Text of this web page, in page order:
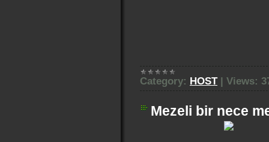
Category: HOST Views:
Mezeli bir nece